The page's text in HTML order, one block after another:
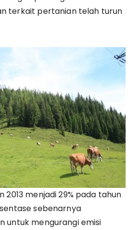
terkait pertanian telah turun
2013 menjadi 29% pada tahun
sebenarnya
untuk mengurangi emisi